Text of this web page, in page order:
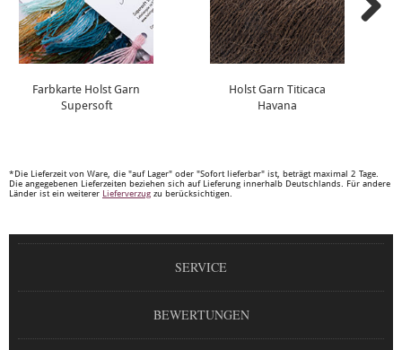
Farbkarte Holst Garn
Supersoft
Holst Garn Titicaca
Havana
*Die Lieferzeit von Ware, die "auf Lager" oder "Sofort lieferbar" ist, beträgt maximal 2 Tage.
Die angegebenen Lieferzeiten beziehen sich auf Lieferung innerhalb Deutschlands. Für andere
Länder ist ein weiterer Lieferverzug zu berücksichtigen.
SERVICE
BEWERTUNGEN